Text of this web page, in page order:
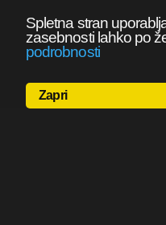
Spletna stran
zasebnosti lahko po
podrobnosti
Zapri